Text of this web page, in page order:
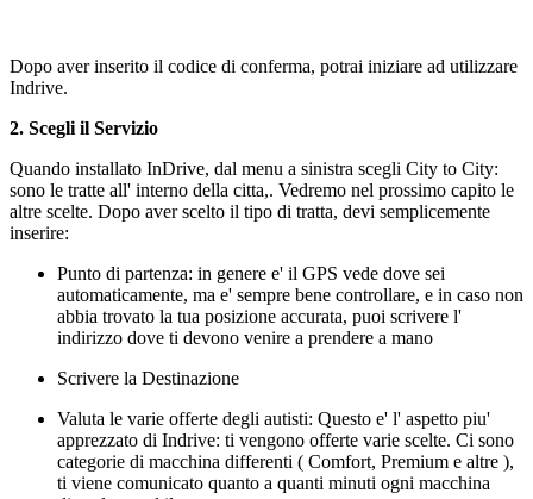
Dopo aver inserito il codice di conferma, potrai iniziare ad utilizzare
Indrive.
2. Scegli il Servizio
Quando installato InDrive, dal menu a sinistra scegli City to City:
sono le tratte all' interno della citta,. Vedremo nel prossimo capito le
altre scelte. Dopo aver scelto il tipo di tratta, devi semplicemente
inserire:
Punto di partenza: in genere e' il GPS vede dove sei
automaticamente, ma e' sempre bene controllare, e in caso non
abbia trovato la tua posizione accurata, puoi scrivere l'
indirizzo dove ti devono venire a prendere a mano
Scrivere la Destinazione
Valuta le varie offerte degli autisti: Questo e' l' aspetto piu'
apprezzato di Indrive: ti vengono offerte varie scelte. Ci sono
categorie di macchina differenti ( Comfort, Premium e altre ),
ti viene comunicato quanto a quanti minuti ogni macchina